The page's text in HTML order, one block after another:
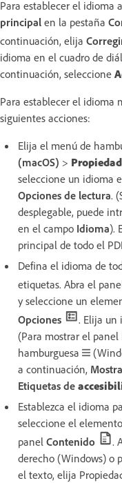
Para establecer el idioma
principal en la pestaña
continuación, elija
idioma en el cuadro de
continuación, seleccione
Para establecer el idioma
siguientes acciones:
Elija el menú de
(macOS) >
seleccione un idioma
Opciones de lectura.
desplegable, puede
en el campo Idioma).
principal de todo el
Defina el idioma de
etiquetas. Abra el
y seleccione un
Opciones
. Elija un
(Para mostrar el panel
hamburguesa
a continuación,
Etiquetas de
Establezca el idioma
seleccione el
panel Contenido
.
derecho (Windows) o
el texto, elija